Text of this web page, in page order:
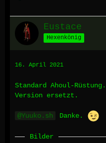
Eustace
Hexenkönig
16. April 2021
Standard Ahoul-
Version ersetzt.
Yuuko.sh Danke.
Bilder